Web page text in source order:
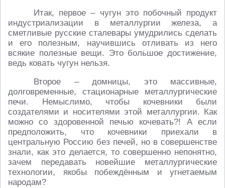
Итак, первое – чугун это побочный продукт
индустриализации в металлургии железа, а
сметливые русские сталевары умудрились сделать
и его полезным, научившись отливать из него
всякие полезные вещи. Это большое достижение,
ведь ковать чугун нельзя.
Второе – домницы, это массивные,
долговременные, стационарные металлургические
печи. Немыслимо, чтобы кочевники были
создателями и носителями этой металлургии. Как
можно со здоровенной печью кочевать?! А если
предположить, что кочевники приехали в
центральную Россию без печей, но в совершенстве
знали, как это делается, то совершенно непонятно,
зачем передавать новейшие металлургические
технологии, якобы побеждённым и угнетаемым
народам?